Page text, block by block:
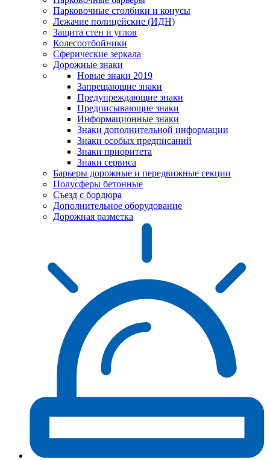
Парковочные столбики и конусы
Лежачие полицейские (ИДН)
Защита стен и углов
Колесоотбойники
Сферические зеркала
Дорожные знаки
Новые знаки 2019
Запрещающие знаки
Предупреждающие знаки
Предписывающие знаки
Информационные знаки
Знаки дополнительной информации
Знаки особых предписаний
Знаки приоритета
Знаки сервиса
Барьеры дорожные и передвижные секции
Полусферы бетонные
Съезд с бордюра
Дополнительное оборудование
Дорожная разметка